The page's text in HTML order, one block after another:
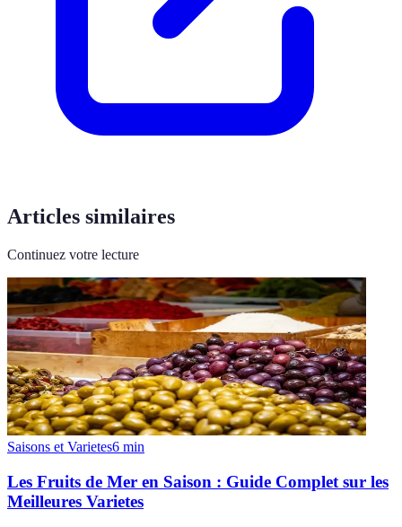
Articles similaires
Continuez votre lecture
Saisons et Varietes6 min
Les Fruits de Mer en Saison : Guide Complet sur les
Meilleures Varietes